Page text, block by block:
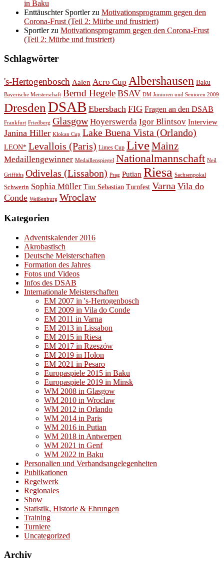
in Baku
Enttäuschter Sportlerzu Motivationsprogramm gegen den
Corona-Frust (Teil 2: Mürbe und frustriert)
Sportlerzu Motivationsprogramm gegen den Corona-Frust
(Teil 2: Mürbe und frustriert)
Schlagwörter
's-Hertogenbosch Aalen Acro Cup Albershausen Baku
Bayerische Meisterschaft Bernd Hegele BSAV DM Junioren und Senioren 2009
Dresden DSAB Ebersbach FIG Fragen an den DSAB
Frankfurt Friedberg Glasgow Hoyerswerda Igor Blintsov Interview
Janina Hiller Klokan Cup Lake Buena Vista (Orlando)
LEON* Levallois (Paris) Limes Cup LiveMainz
Medaillengewinner Medaillenspiegel Nationalmannschaft Neil
Griffiths Odivelas (Lissabon) Prag Putian Riesa Sachsenpokal
Schwerin Sophia Müller Tim Sebastian Turnfest Varna Vila do
Conde Weißenburg Wroclaw
Kategorien
Adventskalender 2016
Akrobastisch
Deutsche Meisterschaften
Formation des Jahres
Fotos und Videos
Infos des DSAB
Internationale Meisterschaften
EM 2007 in 's-Hertogenbosch
EM 2009 in Vila do Conde
EM 2011 in Varna
EM 2013 in Lissabon
EM 2015 in Riesa
EM 2017 in Rzeszów
EM 2019 in Holon
EM 2021 in Pesaro
Europaspiele 2015 in Baku
Europaspiele 2019 in Minsk
WM 2008 in Glasgow
WM 2010 in Wroclaw
WM 2012 in Orlando
WM 2014 in Paris
WM 2016 in Putian
WM 2018 in Antwerpen
WM 2021 in Genf
WM 2022 in Baku
Personalien und Verbandsangelegenheiten
Publikationen
Regelwerk
Regionales
Show
Statistik, Historie & Ehrungen
Training
Turniere
Uncategorized
Archiv